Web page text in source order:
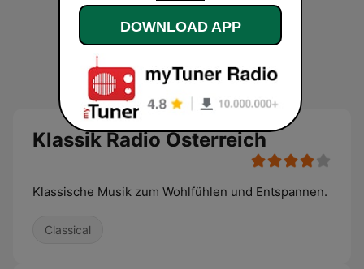
Klassik Radio Österreich
Klassische Musik zum Wohlfühlen und Entspannen.
Classical
DOWNLOAD APP